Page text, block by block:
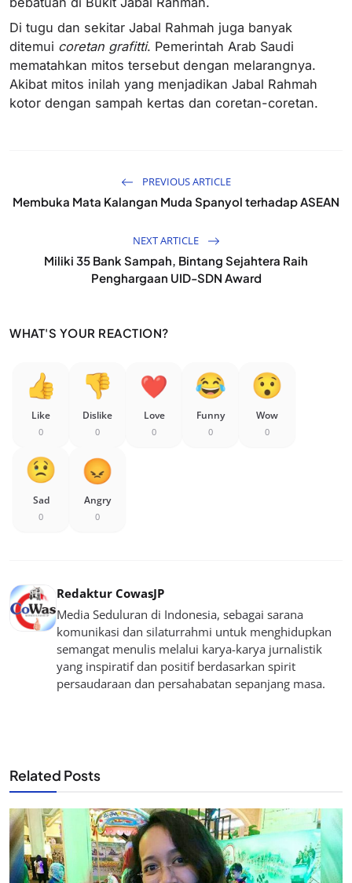
Di tugu dan sekitar Jabal Rahmah juga banyak
ditemui coretan grafitti. Pemerintah Arab Saudi
mematahkan mitos tersebut dengan melarangnya.
Akibat mitos inilah yang menjadikan Jabal Rahmah
kotor dengan sampah kertas dan coretan-coretan.
PREVIOUS ARTICLE
Membuka Mata Kalangan Muda Spanyol terhadap ASEAN
NEXT ARTICLE
Miliki 35 Bank Sampah, Bintang Sejahtera Raih
Penghargaan UID-SDN Award
WHAT'S YOUR REACTION?
Like
0
Dislike
0
Love
0
Funny
0
Wow
0
Sad
0
Angry
0
Redaktur CowasJP
Media Seduluran di Indonesia, sebagai sarana
komunikasi dan silaturrahmi untuk menghidupkan
semangat menulis melalui karya-karya jurnalistik
yang inspiratif dan positif berdasarkan spirit
persaudaraan dan persahabatan sepanjang masa.
Related Posts